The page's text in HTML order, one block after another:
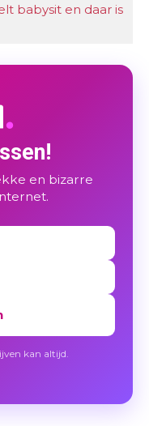
babysit en daar is
en bizarre
kan altijd.